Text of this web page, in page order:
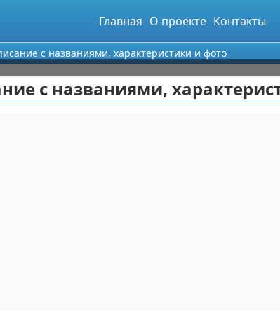
Главная О проекте Контакты
с названиями, характеристики и фото
с названиями,